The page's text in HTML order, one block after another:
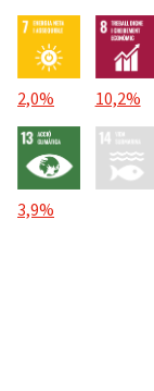
2,0% 10,2%
3,9%